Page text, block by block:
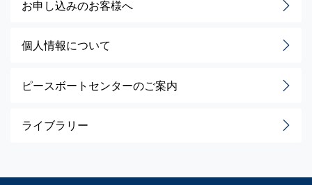
お申し込みのお客様へ
個人情報について
ピースボートセンターのご案内
ライブラリー